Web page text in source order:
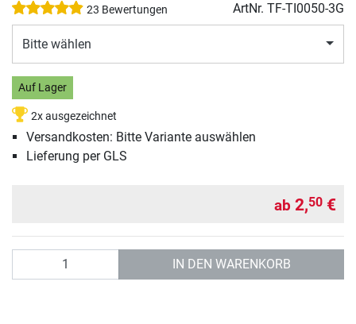
23 Bewertungen ArtNr. TF-TI0050-3G
Bitte wählen
Auf Lager
2x ausgezeichnet
Versandkosten: Bitte Variante auswählen
Lieferung per GLS
ab 2,50 €
IN DEN WARENKORB